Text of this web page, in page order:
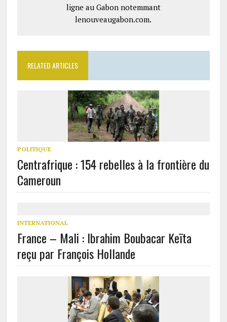
ligne au Gabon notemmant
lenouveaugabon.com.
RELATED ARTICLES
POLITIQUE
Centrafrique : 154 rebelles à la frontière du
Cameroun
INTERNATIONAL
France – Mali : Ibrahim Boubacar Keïta
reçu par François Hollande